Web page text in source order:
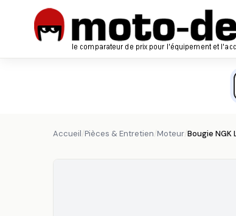
Accueil/Pièces & Entretien/Moteur/Bougie NGK
Bougie NGK Laser Iridium - Ilzkar7B11 - Moteur